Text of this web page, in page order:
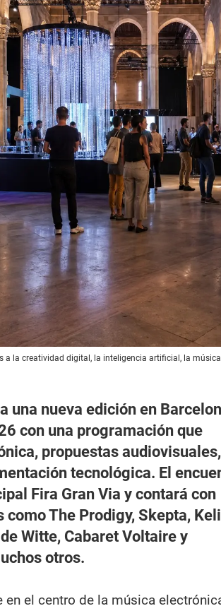
a la creatividad digital, la inteligencia artificial, la
una nueva edición en
con una programación que
propuestas audiovisuales,
tecnológica. El
Fira Gran Via y contará con
The Prodigy, Skepta,
Witte, Cabaret Voltaire y
otros.
en el centro de la música